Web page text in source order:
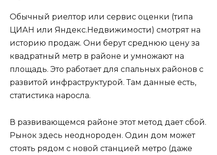
Обычный риелтор или сервис оценки (типа
ЦИАН или Яндекс.Недвижимости) смотрят на
историю продаж. Они берут среднюю цену за
квадратный метр в районе и умножают на
площадь. Это работает для спальных районов с
развитой инфраструктурой. Там данные есть,
статистика наросла.
В развивающемся районе этот метод дает сбой.
Рынок здесь неоднороден. Один дом может
стоять рядом с новой станцией метро (даже